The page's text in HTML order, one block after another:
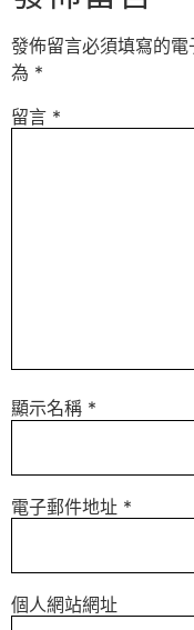
發佈留言必須填寫的電
為 *
留言 *
顯示名稱 *
電子郵件地址 *
個人網站網址